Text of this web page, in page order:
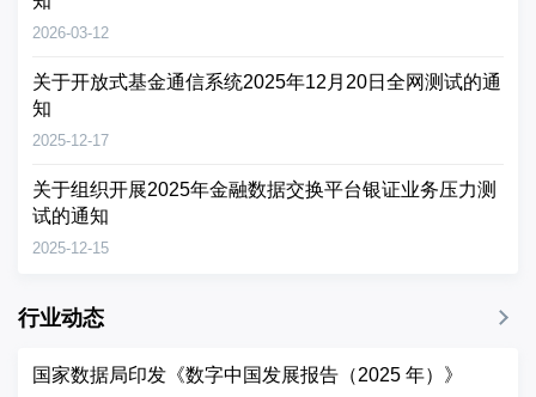
2026-03-12
关于开放式基金通信系统2025年12月20日全网测试的通
知
2025-12-17
关于组织开展2025年金融数据交换平台银证业务压力测
试的通知
2025-12-15
行业动态
国家数据局印发《数字中国发展报告（2025 年）》